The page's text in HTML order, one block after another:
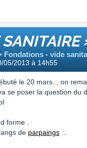
Fondations - vide
05/2013 à 14h55
le 20 mars... on
se poser la question du
forme .
de parpaings ...